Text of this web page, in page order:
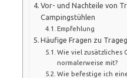
Vor- und Nachteile von
Campingstühlen
Empfehlung
Häufige Fragen zu
Wie viel zusätzliches
normalerweise mit?
Wie befestige ich